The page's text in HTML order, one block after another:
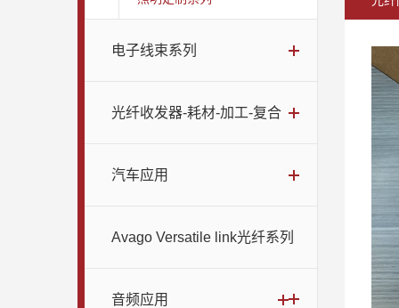
电子线束系列
光纤收发器-耗材-加工-复合
汽车应用
Avago Versatile link光纤系列
音频应用